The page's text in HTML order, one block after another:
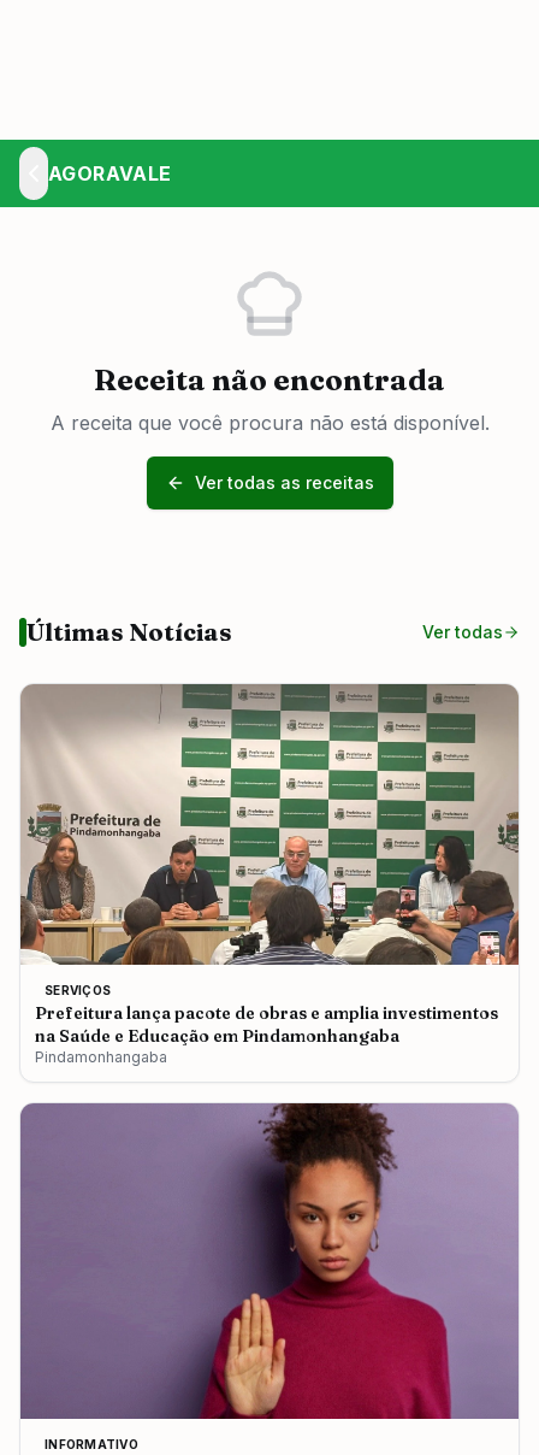
AGORAVALE
Receita não encontrada
A receita que você procura não está disponível.
Ver todas as receitas
Últimas Notícias Ver todas
SERVIÇOS
Prefeitura lança pacote de obras e amplia investimentos
na Saúde e Educação em Pindamonhangaba
Pindamonhangaba
INFORMATIVO